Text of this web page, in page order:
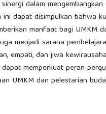
dalam
dapat disimpulkan bahwa
manfaat bagi UMKM
menjadi sarana
empati, dan jiwa
memperkuat peran
UMKM dan pelestarian